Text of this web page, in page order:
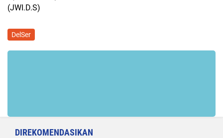
(JWI.D.S)
DelSer
DIREKOMENDASIKAN